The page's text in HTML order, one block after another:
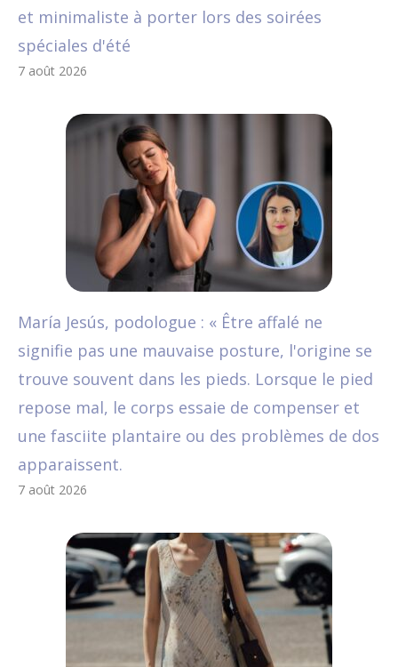
et minimaliste à porter lors des soirées
spéciales d'été
7 août 2026
María Jesús, podologue : « Être affalé ne
signifie pas une mauvaise posture, l'origine se
trouve souvent dans les pieds. Lorsque le pied
repose mal, le corps essaie de compenser et
une fasciite plantaire ou des problèmes de dos
apparaissent.
7 août 2026